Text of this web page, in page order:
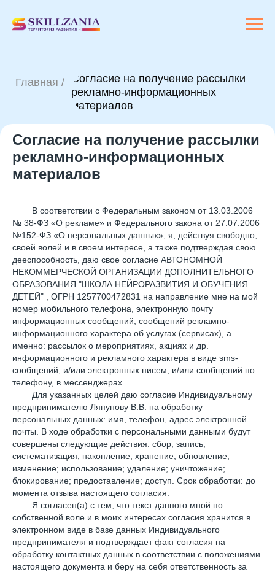
материалов
Согласие на получение рассылки
рекламно-информационных
материалов
В соответствии с Федеральным законом от 13.03.2006
№ 38-ФЗ «О рекламе» и Федерального закона от 27.07.2006
№152-ФЗ «О персональных данных», я, действуя свободно,
своей волей и в своем интересе, а также подтверждая свою
дееспособность, даю свое согласие АВТОНОМНОЙ
НЕКОММЕРЧЕСКОЙ ОРГАНИЗАЦИИ ДОПОЛНИТЕЛЬНОГО
ОБРАЗОВАНИЯ "ШКОЛА НЕЙРОРАЗВИТИЯ И ОБУЧЕНИЯ
ДЕТЕЙ" , ОГРН 1257700472831 на направление мне на мой
номер мобильного телефона, электронную почту
информационных сообщений, сообщений рекламно-
информационного характера об услугах (сервисах), а
именно: рассылок о мероприятиях, акциях и др.
информационного и рекламного характера в виде sms-
сообщений, и/или электронных писем, и/или сообщений по
телефону, в мессенджерах.
Для указанных целей даю согласие Индивидуальному
предпринимателю Ляпунову В.В. на обработку
персональных данных: имя, телефон, адрес электронной
почты. В ходе обработки с персональными данными будут
совершены следующие действия: сбор; запись;
систематизация; накопление; хранение; обновление;
изменение; использование; удаление; уничтожение;
блокирование; предоставление; доступ. Срок обработки: до
момента отзыва настоящего согласия.
Я согласен(а) с тем, что текст данного мной по
собственной воле и в моих интересах согласия хранится в
электронном виде в базе данных Индивидуального
предпринимателя и подтверждает факт согласия на
обработку контактных данных в соответствии с положениями
настоящего документа и беру на себя ответственность за